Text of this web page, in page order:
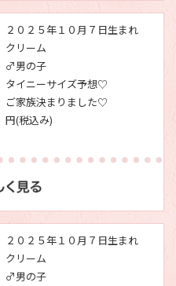
２０２５年１０月７日生まれ
クリーム
♂男の子
タイニーサイズ予想♡
ご家族決まりました♡
円(税込み)
２０２５年１０月７日生まれ
クリーム
♂男の子